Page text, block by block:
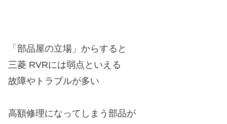
「部品屋の立場」からすると
三菱 RVRには弱点といえる
故障やトラブルが多い
高額修理になってしまう部品が